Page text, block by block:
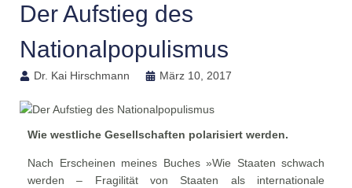
Der Aufstieg des
Nationalpopulismus
Dr. Kai Hirschmann März 10, 2017
Wie westliche Gesellschaften polarisiert werden.
Nach Erscheinen meines Buches »Wie Staaten schwach
werden – Fragilität von Staaten als internationale